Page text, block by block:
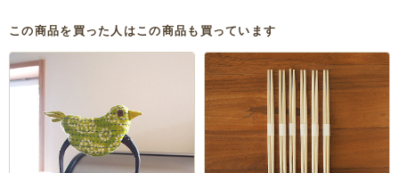
この商品を買った人はこの商品も買っています